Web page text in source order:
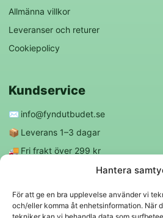
Hantera
För att ge en bra upplevelse använder vi
och/eller komma åt enhetsinformation. När
Allmänna villkor
Leveranser och returer
Cookiepolicy
Kundservice
✉️ info@fyndutbudet.se
📦 Leverans 1–3 dagar
🚚 Fri frakt över 299 kr
Följ oss